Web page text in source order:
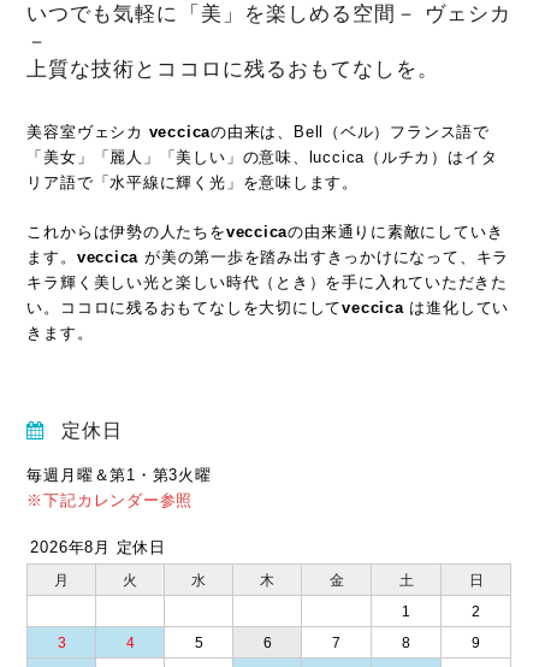
いつでも気軽に「美」を楽しめる空間－ ヴェシカ
－
上質な技術とココロに残るおもてなしを。
美容室ヴェシカ veccicaの由来は、Bell（ベル）フランス語で
「美女」「麗人」「美しい」の意味、luccica（ルチカ）はイタ
リア語で「水平線に輝く光」を意味します。
これからは伊勢の人たちをveccicaの由来通りに素敵にしていき
ます。 veccica が美の第一歩を踏み出すきっかけになって、キラ
キラ輝く美しい光と楽しい時代（とき）を手に入れていただきた
い。ココロに残るおもてなしを大切にしてveccicaは進化してい
きます。
定休日
毎週月曜＆第1・第3火曜
※下記カレンダー参照
2026年8月 定休日
月 火 水 木 金 土
日
1
2
3
4 5 6 7 8
9